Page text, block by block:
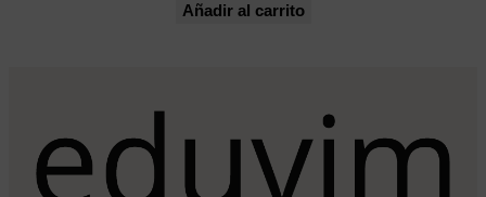
Añadir al carrito